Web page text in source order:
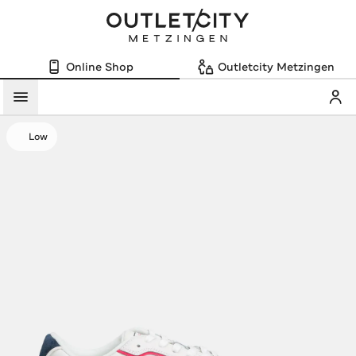
Online Shop Outletcity Metzingen
Menü
Low